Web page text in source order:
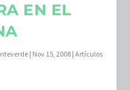
EN EL
| Nov 15, 2008 |Artículos